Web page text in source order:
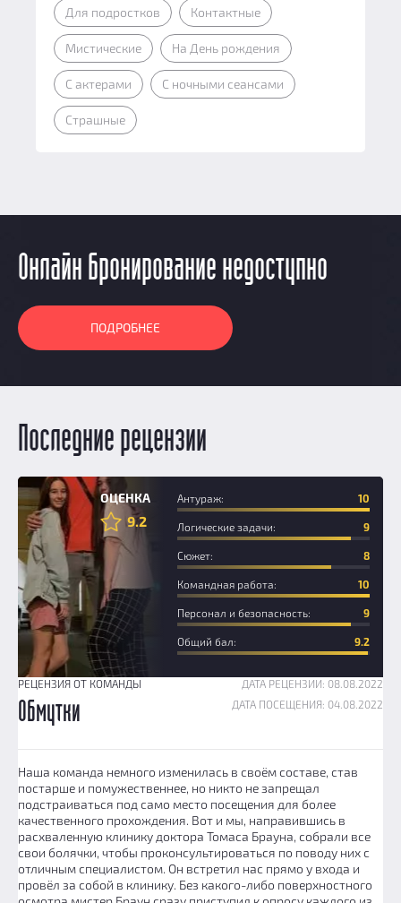
Для подростков Контактные
Мистические На День рождения
С актерами С ночными сеансами
Страшные
Онлайн бронирование недоступно
ПОДРОБНЕЕ
Последние рецензии
ОЦЕНКА
9.2
Эксперт
Антураж: 10
Логические задачи: 9
Сюжет: 8
Командная работа: 10
Персонал и безопасность: 9
Общий бал: 9.2
РЕЦЕНЗИЯ ОТ КОМАНДЫ
ДАТА РЕЦЕНЗИИ: 08.08.2022
ДАТА ПОСЕЩЕНИЯ: 04.08.2022
Обмутки
Наша команда немного изменилась в своём составе, став
постарше и помужественнее, но никто не запрещал
подстраиваться под само место посещения для более
качественного прохождения. Вот и мы, направившись в
расхваленную клинику доктора Томаса Брауна, собрали все
свои болячки, чтобы проконсультироваться по поводу них с
отличным специалистом. Он встретил нас прямо у входа и
провёл за собой в клинику. Без какого-либо поверхностного